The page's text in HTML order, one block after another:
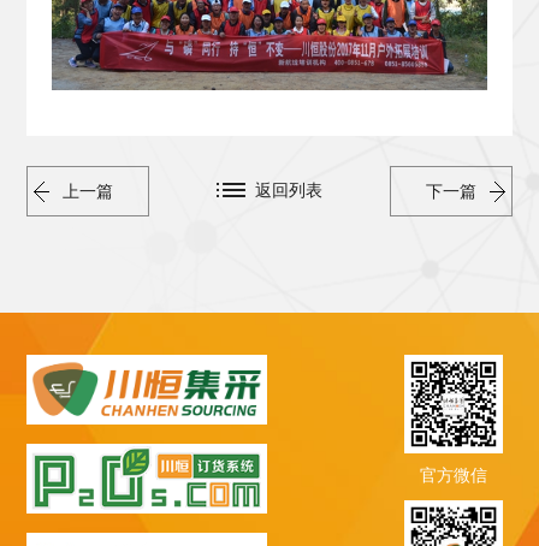
上一篇 下一篇
返回列表
官方微信